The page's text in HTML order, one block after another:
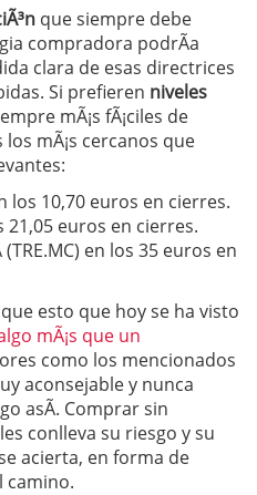
que siempre debe
compradora podrÃ­a
clara de esas directrices
Si prefieren niveles
mÃ¡s fÃ¡ciles de
mÃ¡s cercanos que
los 10,70 euros en cierres.
21,05 euros en cierres.
(TRE.MC) en los 35 euros en
esto que hoy se ha visto
mÃ¡s que un
como los mencionados
aconsejable y nunca
asÃ­. Comprar sin
conlleva su riesgo y su
acierta, en forma de
camino.